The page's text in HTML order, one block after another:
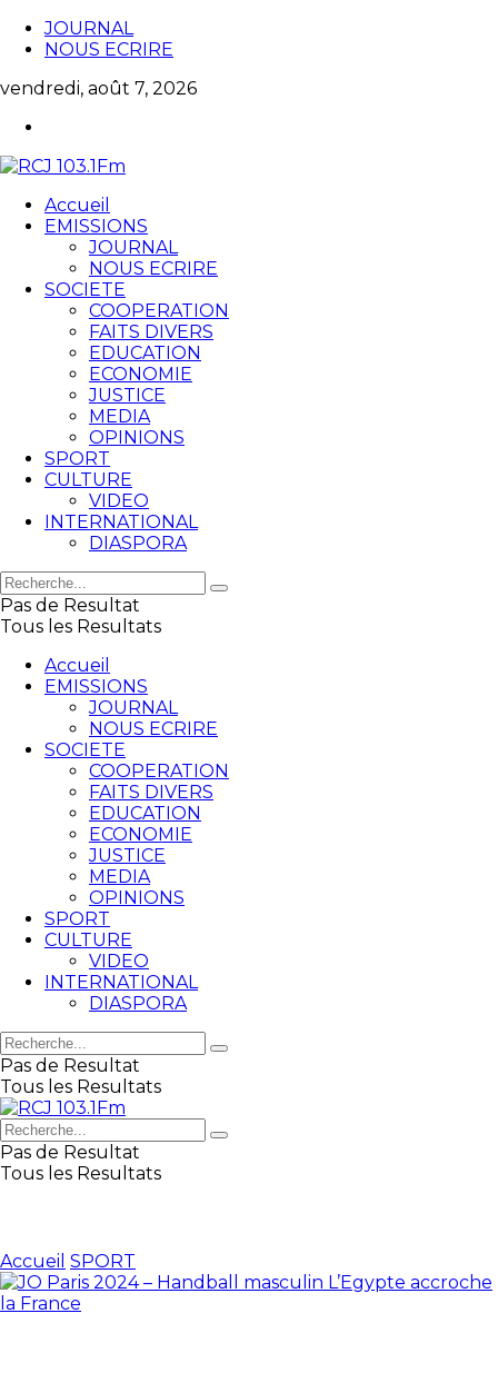
JOURNAL
NOUS ECRIRE
vendredi, août 7, 2026
Accueil
EMISSIONS
JOURNAL
NOUS ECRIRE
SOCIETE
COOPERATION
FAITS DIVERS
EDUCATION
ECONOMIE
JUSTICE
MEDIA
OPINIONS
SPORT
CULTURE
VIDEO
INTERNATIONAL
DIASPORA
Pas de Resultat
Tous les Resultats
Accueil
EMISSIONS
JOURNAL
NOUS ECRIRE
SOCIETE
COOPERATION
FAITS DIVERS
EDUCATION
ECONOMIE
JUSTICE
MEDIA
OPINIONS
SPORT
CULTURE
VIDEO
INTERNATIONAL
DIASPORA
Pas de Resultat
Tous les Resultats
Pas de Resultat
Tous les Resultats
Accueil SPORT